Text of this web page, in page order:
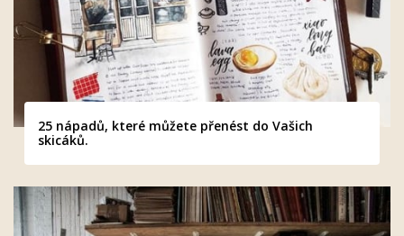
25 nápadů, které můžete přenést do Vašich
skicáků.